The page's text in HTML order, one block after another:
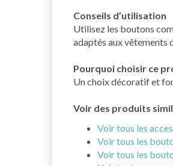
Conseils d’utilisation
Utilisez les boutons
adaptés aux vêtements
Pourquoi choisir ce
Un choix décoratif et
Voir des produits
Voir tous les
Voir tous les
Voir tous les